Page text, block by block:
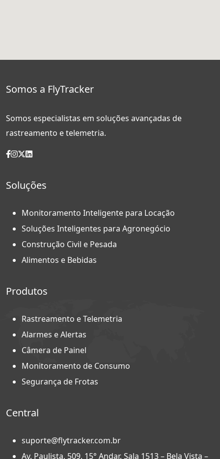
Somos a FlyTracker
Somos especialistas em soluções avançadas de
rastreamento e telemetria.
Soluções
Monitoramento Inteligente para Locação
Soluções Inteligentes para Agronegócio
Construção Civil e Pesada
Alimentos e Bebidas
Produtos
Rastreamento e Telemetria
Alarmes e Alertas
Câmera de Painel
Monitoramento de Consumo
Segurança de Frotas
Central
suporte@flytracker.com.br
Av. Paulista, 509, 15° Andar, Sala 1513 – Bela Vista –